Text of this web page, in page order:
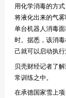
用化学消毒的方
将液化出来的气
单台机器人消毒
时。据悉，该消
己就可以启动执行
贝壳财经记者了
常训练之中。
在承德国家雪上